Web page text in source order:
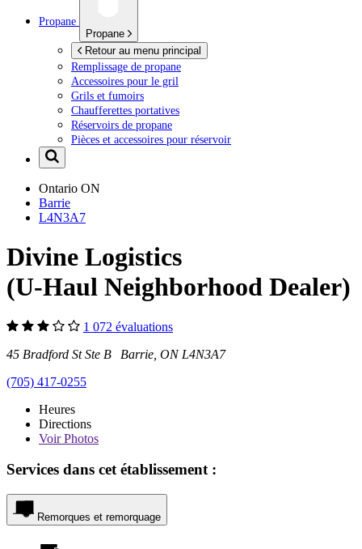
Propane
Propane
Retour au menu principal
Remplissage de propane
Accessoires pour le gril
Grils et fumoirs
Chaufferettes portatives
Réservoirs de propane
Pièces et accessoires pour réservoir
Ontario ON
Barrie
L4N3A7
Divine Logistics
(U-Haul Neighborhood Dealer)
1 072 évaluations
45 Bradford St Ste B Barrie, ON L4N3A7
(705) 417-0255
Heures
Directions
VoirPhotos
Services dans cet établissement :
Remorques et remorquage